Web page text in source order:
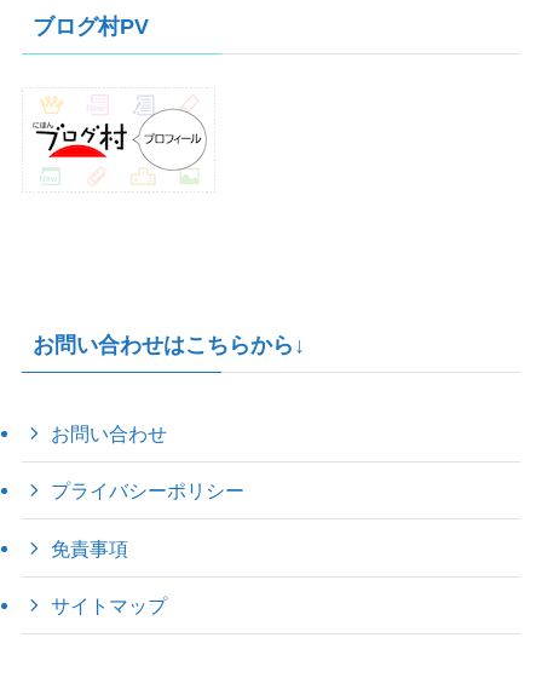
ブ
ブログ村PV
お問い合わせはこちらから↓
お問い合わせ
プライバシーポリシー
免責事項
サイトマップ